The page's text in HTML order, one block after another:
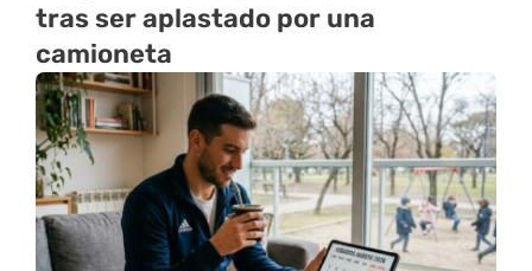
tras ser aplastado por una
camioneta